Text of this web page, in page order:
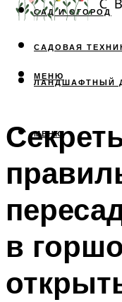
САД И ОГОРОД
САДОВАЯ
ЛАНДШАФТНЫЙ
МЕНЮ
МЕНЮ
в